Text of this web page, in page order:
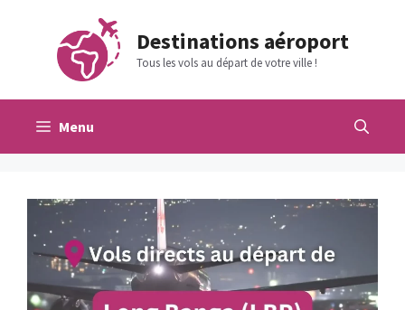
contenu
Destinations aéroport
Tous les vols au départ de votre ville !
Menu